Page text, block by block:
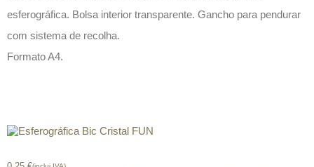
esferográfica. Bolsa interior transparente. Gancho para pendurar
com sistema de recolha.
Formato A4.